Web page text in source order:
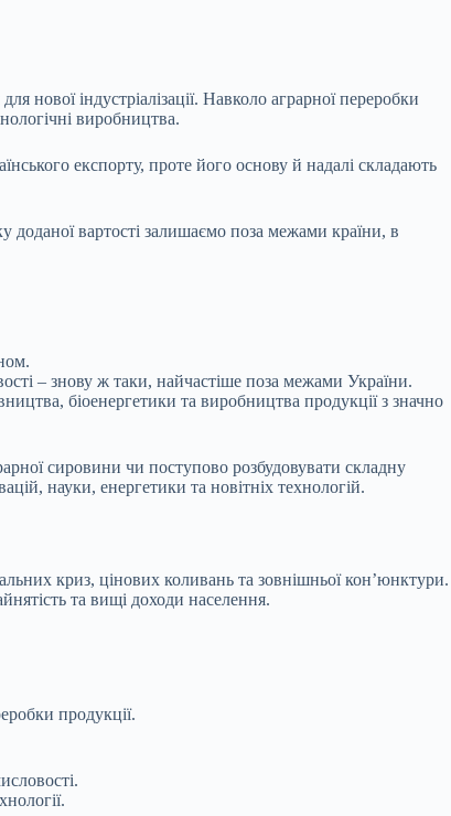
індустріалізації. Навколо аграрної переробки
виробництва.
експорту, проте його основу й надалі складають
доданої вартості залишаємо поза межами країни, в
– знову ж таки, найчастіше поза межами України.
біоенергетики та виробництва продукції з значно
сировини чи поступово розбудовувати складну
науки, енергетики та новітніх технологій.
криз, цінових коливань та зовнішньої кон’юнктури.
та вищі доходи населення.
продукції.